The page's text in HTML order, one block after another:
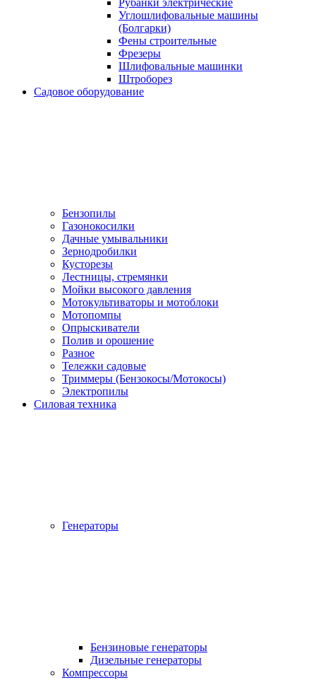
Рубанки электрические
Углошлифовальные машины
(Болгарки)
Фены строительные
Фрезеры
Шлифовальные машинки
Штроборез
Садовое оборудование
Бензопилы
Газонокосилки
Дачные умывальники
Зернодробилки
Кусторезы
Лестницы, стремянки
Мойки высокого давления
Мотокультиваторы и мотоблоки
Мотопомпы
Опрыскиватели
Полив и орошение
Разное
Тележки садовые
Триммеры (Бензокосы/Мотокосы)
Электропилы
Силовая техника
Генераторы
Бензиновые генераторы
Дизельные генераторы
Компрессоры